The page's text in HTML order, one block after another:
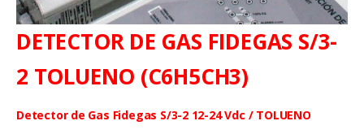
DETECTOR DE GAS FIDEGAS S/3-
2 TOLUENO (C6H5CH3)
Detector de Gas Fidegas S/3-2 12-24 Vdc / TOLUENO